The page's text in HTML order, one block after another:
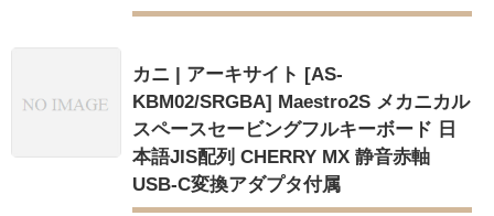
カニ | アーキサイト [AS-
KBM02/SRGBA] Maestro2S メカニカル
スペースセービングフルキーボード 日
本語JIS配列 CHERRY MX 静音赤軸
USB-C変換アダプタ付属